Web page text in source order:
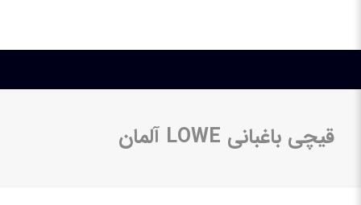
قیچی باغبانی LOWE آلمان